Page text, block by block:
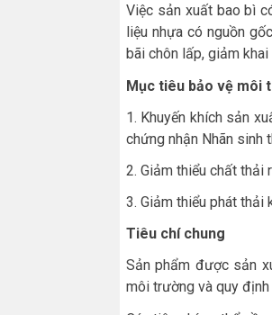
Việc sản xuất bao bì
liệu nhựa có nguồn
bãi chôn lấp, giảm
Mục tiêu bảo vệ môi
1. Khuyến khích sản
chứng nhận Nhãn sinh
2. Giảm thiểu chất thải
3. Giảm thiểu phát thải
Tiêu chí chung
Sản phẩm được sản
môi trường và quy